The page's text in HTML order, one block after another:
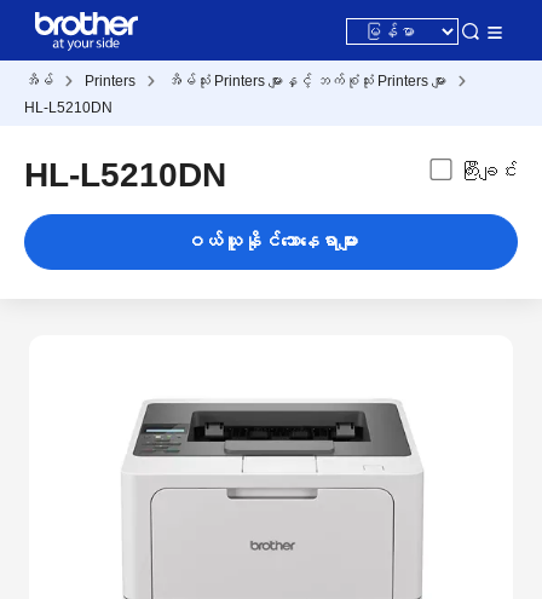
အိမ် Printers
အိမ်သုံး Printers များနှင့် ဘက်စုံသုံး Printers များ
HL-L5210DN
HL-L5210DN ကြီးချင်း
ဝယ်ယူနိုင်သောနေရာများ